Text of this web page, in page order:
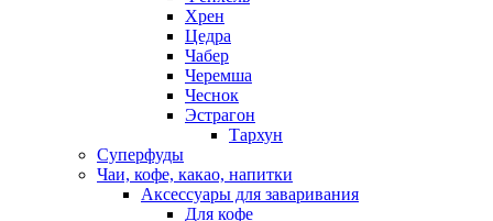
Хрен
Цедра
Чабер
Черемша
Чеснок
Эстрагон
Тархун
Суперфуды
Чаи, кофе, какао, напитки
Аксессуары для заваривания
Для кофе